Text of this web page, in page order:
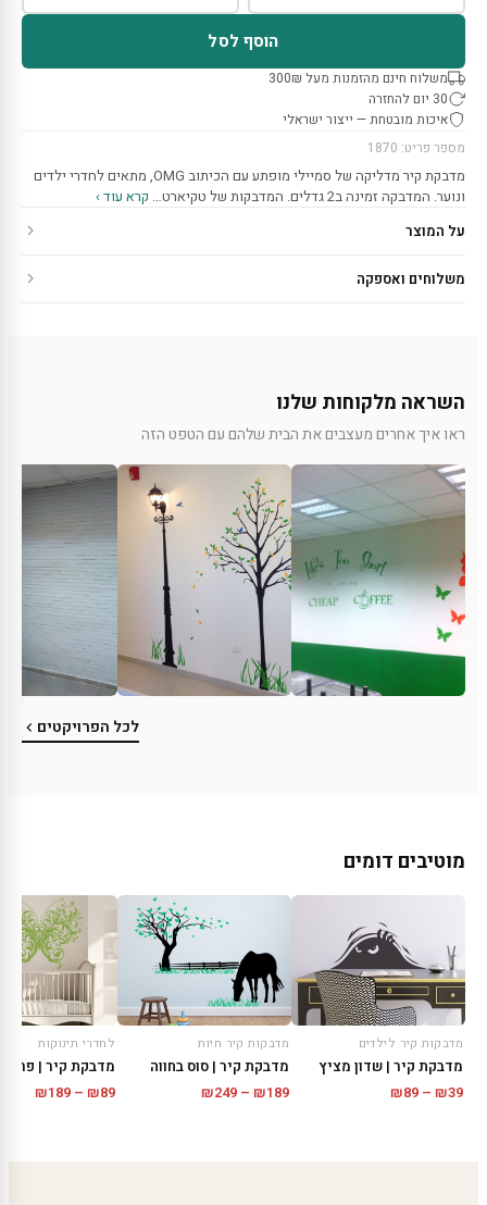
הוסף לסל
משלוח חינם מהזמנות מעל 300₪
30 יום להחזרה
איכות מובטחת — ייצור ישראלי
מספר פריט: 1870
מדבקת קיר מדליקה של סמיילי מופתע עם הכיתוב OMG, מתאים לחדרי ילדים
ונוער. המדבקה זמינה ב2 גדלים. המדבקות של טקיארט…
קרא עוד ›
על המוצר
משלוחים ואספקה
השראה מלקוחות שלנו
ראו איך אחרים מעצבים את הבית שלהם עם הטפט הזה
לכל הפרויקטים
מוטיבים דומים
מדבקות קיר לילדים
מדבקת קיר | שדון מציץ
₪39
–
₪89
מדבקות קיר חיות
מדבקת קיר | סוס בחווה
₪189
–
₪249
לחדרי תינוקות
מדבקת קיר |
₪89
–
₪189